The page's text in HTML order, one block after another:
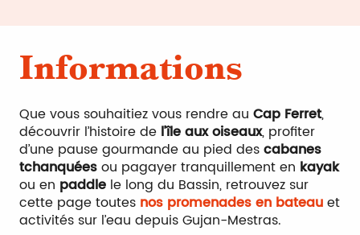
Informations
Que vous souhaitiez vous rendre au Cap Ferret,
découvrir l’histoire de l’île aux oiseaux, profiter
d’une pause gourmande au pied descabanes
tchanquéesou pagayer tranquillement en kayak
ou en paddle le long du Bassin, retrouvez sur
cette page toutes nos promenades en bateauet
activités sur l’eau depuis Gujan-Mestras.